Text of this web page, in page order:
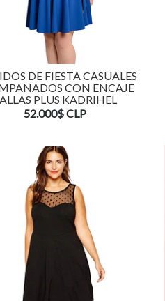
DE FIESTA CASUALES
CON ENCAJE
PLUS KADRIHEL
52.000$ CLP